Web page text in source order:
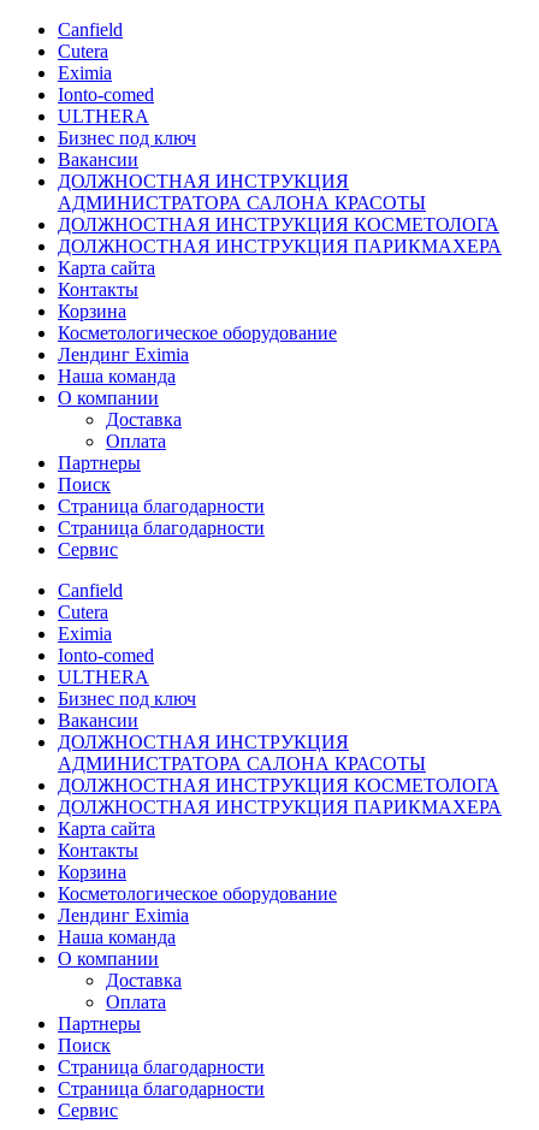
Canfield
Cutera
Eximia
Ionto-comed
ULTHERA
Бизнес под ключ
Вакансии
ДОЛЖНОСТНАЯ ИНСТРУКЦИЯ
АДМИНИСТРАТОРА САЛОНА КРАСОТЫ
ДОЛЖНОСТНАЯ ИНСТРУКЦИЯ КОСМЕТОЛОГА
ДОЛЖНОСТНАЯ ИНСТРУКЦИЯ ПАРИКМАХЕРА
Карта сайта
Контакты
Корзина
Косметологическое оборудование
Лендинг Eximia
Наша команда
О компании
Доставка
Оплата
Партнеры
Поиск
Страница благодарности
Страница благодарности
Сервис
Canfield
Cutera
Eximia
Ionto-comed
ULTHERA
Бизнес под ключ
Вакансии
ДОЛЖНОСТНАЯ ИНСТРУКЦИЯ
АДМИНИСТРАТОРА САЛОНА КРАСОТЫ
ДОЛЖНОСТНАЯ ИНСТРУКЦИЯ КОСМЕТОЛОГА
ДОЛЖНОСТНАЯ ИНСТРУКЦИЯ ПАРИКМАХЕРА
Карта сайта
Контакты
Корзина
Косметологическое оборудование
Лендинг Eximia
Наша команда
О компании
Доставка
Оплата
Партнеры
Поиск
Страница благодарности
Страница благодарности
Сервис